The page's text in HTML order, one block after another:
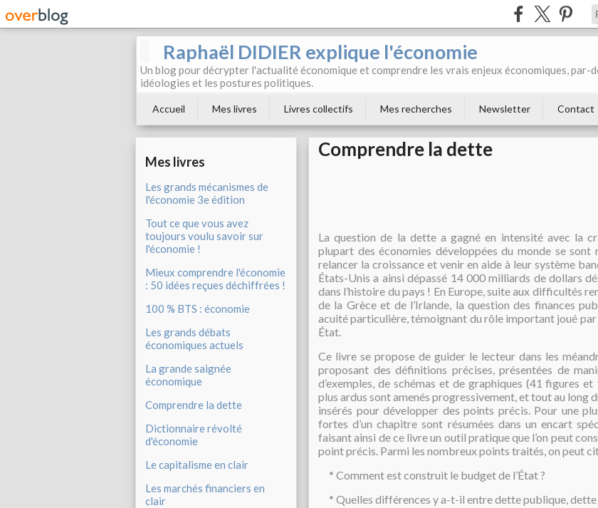
Raphaël DIDIER explique l'économie
Un blog pour décrypter l'actualité économique et comprendre les vrais enjeux économiques, par-
idéologies et les postures politiques.
Accueil Mes livres Livres collectifs Mes recherches Newsletter Contact
Mes livres
Les grands mécanismes de
l'économie 3e édition
Tout ce que vous avez
toujours voulu savoir sur
l'économie !
Mieux comprendre l'économie
: 50 idées reçues déchiffrées !
100 % BTS : économie
Les grands débats
économiques actuels
La grande saignée
économique
Comprendre la dette
Dictionnaire révolté
d'économie
Le capitalisme en clair
Les marchés financiers en
clair
Comprendre la dette
La question de la dette a gagné en intensité avec la
plupart des économies développées du monde se sont
relancer la croissance et venir en aide à leur système
États-Unis a ainsi dépassé 14 000 milliards de dollars
dans l’histoire du pays ! En Europe, suite aux difficultés
de la Grèce et de l’Irlande, la question des finances
acuité particulière, témoignant du rôle important joué par
État.
Ce livre se propose de guider le lecteur dans les
proposant des définitions précises, présentées de
d’exemples, de schémas et de graphiques (41 figures
plus ardus sont amenés progressivement, et tout au long
insérés pour développer des points précis. Pour une
fortes d’un chapitre sont résumées dans un encart
faisant ainsi de ce livre un outil pratique que l’on peut
point précis. Parmi les nombreux points traités, on peut
* Comment est construit le budget de l’État ?
* Quelles différences y a-t-il entre dette publique,